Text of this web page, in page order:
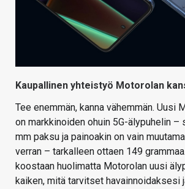
Kaupallinen yhteistyö Motorolan
Tee enemmän, kanna vähemmän. Uusi
on markkinoiden ohuin 5G-älypuhelin –
mm paksu ja painoakin on vain
verran – tarkalleen ottaen 149
koostaan huolimatta Motorolan uusi
kaiken, mitä tarvitset havainnoidaksesi